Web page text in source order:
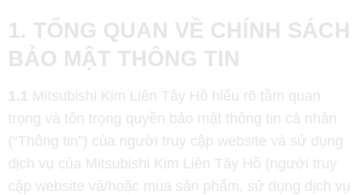
1. TỔNG QUAN VỀ CHÍNH SÁCH
BẢO MẬT THÔNG TIN
1.1 Mitsubishi Kim Liên Tây Hồ hiểu rõ tầm quan
trọng và tôn trọng quyền bảo mật thông tin cá nhân
(“Thông tin”) của người truy cập website và sử dụng
dịch vụ của Mitsubishi Kim Liên Tây Hồ (người truy
cập website và/hoặc mua sản phẩm, sử dụng dịch vụ